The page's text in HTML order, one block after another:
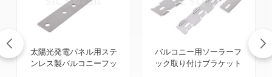
太陽光発電パネル用ステ
ンレス製バルコニーフッ
バルコニー用ソーラーフ
ック取り付けブラケット